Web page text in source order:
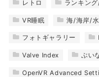
レトロ ランキン
VR睡眠 海/海岸/
フォトギャラリー
Valve Index ぶい
OpenVR Advanced